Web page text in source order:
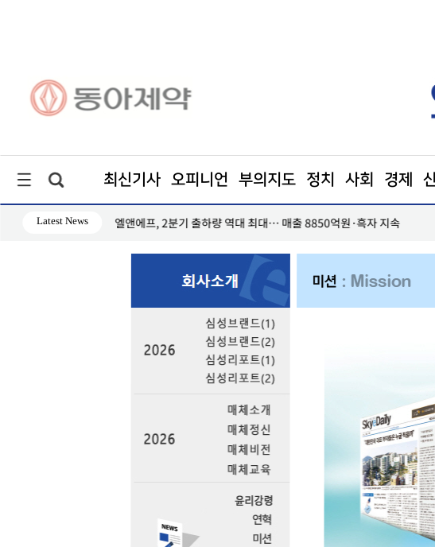
최신기사 오피니언 부의지도 정치 사회 경제
Latest News 엘앤에프, 2분기 출하량 역대 최대… 매출 8850억원·흑자 지속